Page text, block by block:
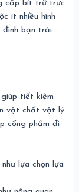
cấp bít trữ trực
ít nhiều hình
đình bạn trải
tiết kiệm
vật chất vật lý
cống phẩm đi
lựa chọn lựa